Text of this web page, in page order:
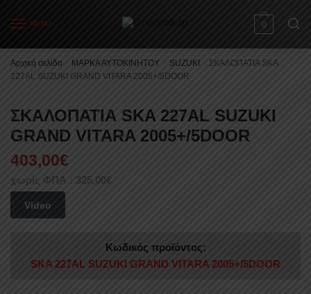
MENU 0
Αρχική σελίδα ΜΑΡΚΑ ΑΥΤΟΚΙΝΗΤΟΥ SUZUKI
ΣΚΑΛΟΠΑΤΙΑ SKA
227AL SUZUKI GRAND VITARA 2005+/5DOOR
ΣΚΑΛΟΠΑΤΙΑ SKA 227AL SUZUKI
GRAND VITARA 2005+/5DOOR
403,00€
χωρίς ΦΠΑ : 325,00€
Video
Κωδικός προϊόντος:
SKA 227AL SUZUKI GRAND VITARA 2005+/5DOOR